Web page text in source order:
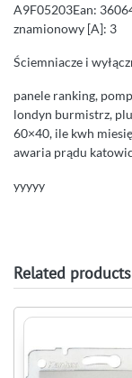
A9F05203Ean:
znamionowy [A]: 3
Ściemniacze i
panele ranking,
londyn burmistrz,
60×40, ile kwh
awaria prądu
yyyyy
Related products